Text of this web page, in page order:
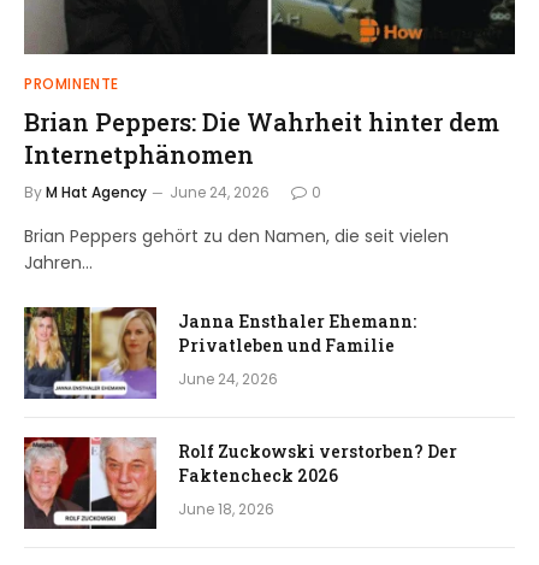
PROMINENTE
Brian Peppers: Die Wahrheit hinter dem
Internetphänomen
ByM Hat Agency June 24, 2026 0
Brian Peppers gehört zu den Namen, die seit vielen
Jahren…
Janna Ensthaler Ehemann:
Privatleben und Familie
June 24, 2026
Rolf Zuckowski verstorben? Der
Faktencheck 2026
June 18, 2026